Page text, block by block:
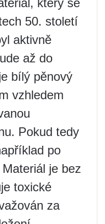
který se
50. století
aktivně
až do
bílý pěnový
vzhledem
Pokud tedy
po
je bez
toxické
za